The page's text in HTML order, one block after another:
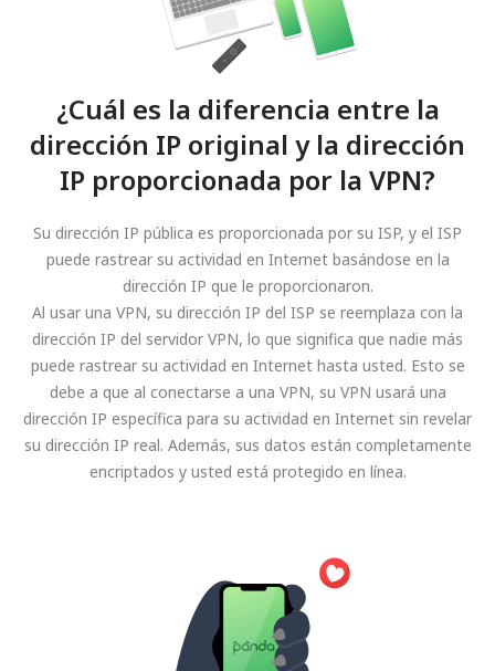
¿Cuál es la diferencia entre la
dirección IP original y la dirección
IP proporcionada por la VPN?
Su dirección IP pública es proporcionada por su ISP, y el ISP
puede rastrear su actividad en Internet basándose en la
dirección IP que le proporcionaron.
Al usar una VPN, su dirección IP del ISP se reemplaza con la
dirección IP del servidor VPN, lo que significa que nadie más
puede rastrear su actividad en Internet hasta usted. Esto se
debe a que al conectarse a una VPN, su VPN usará una
dirección IP específica para su actividad en Internet sin revelar
su dirección IP real. Además, sus datos están completamente
encriptados y usted está protegido en línea.